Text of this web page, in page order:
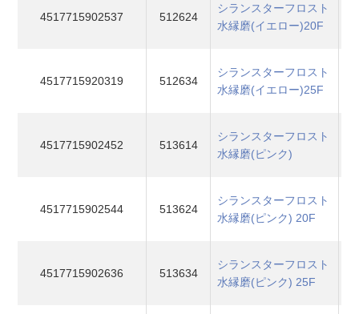
4517715902537 512624
シランスターフロスト
水縁磨(イエロー)20F
4517715920319 512634
シランスターフロスト
水縁磨(イエロー)25F
4517715902452 513614
シランスターフロスト
水縁磨(ピンク)
4517715902544 513624
シランスターフロスト
水縁磨(ピンク) 20F
4517715902636 513634
シランスターフロスト
水縁磨(ピンク) 25F